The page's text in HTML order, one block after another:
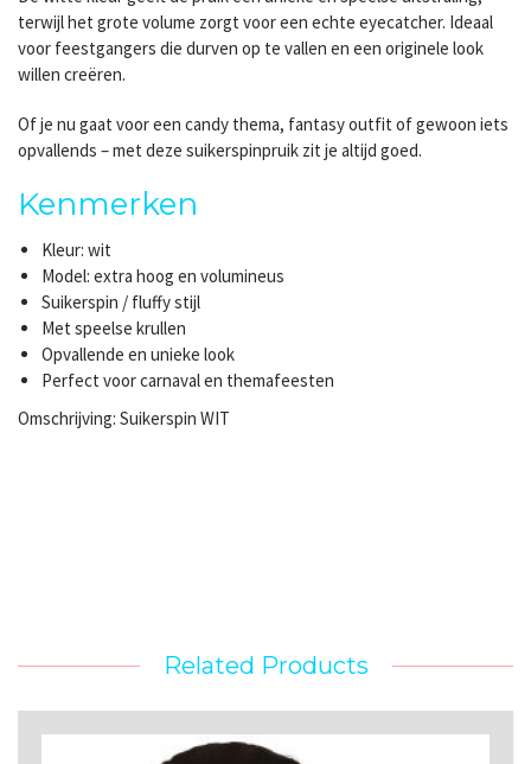
terwijl het grote volume zorgt voor een echte eyecatcher. Ideaal
voor feestgangers die durven op te vallen en een originele look
willen creëren.
Of je nu gaat voor een candy thema, fantasy outfit of gewoon iets
opvallends – met deze suikerspinpruik zit je altijd goed.
Kenmerken
Kleur: wit
Model: extra hoog en volumineus
Suikerspin / fluffy stijl
Met speelse krullen
Opvallende en unieke look
Perfect voor carnaval en themafeesten
Omschrijving: Suikerspin WIT
Related Products